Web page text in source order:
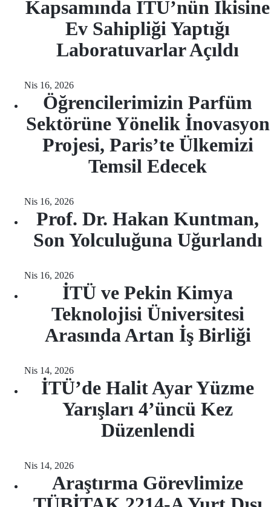
Kapsamında İTÜ’nün İkisine
Ev Sahipliği Yaptığı
Laboratuvarlar Açıldı
Nis 16, 2026
Öğrencilerimizin Parfüm
Sektörüne Yönelik İnovasyon
Projesi, Paris’te Ülkemizi
Temsil Edecek
Nis 16, 2026
Prof. Dr. Hakan Kuntman,
Son Yolculuğuna Uğurlandı
Nis 16, 2026
İTÜ ve Pekin Kimya
Teknolojisi Üniversitesi
Arasında Artan İş Birliği
Nis 14, 2026
İTÜ’de Halit Ayar Yüzme
Yarışları 4’üncü Kez
Düzenlendi
Nis 14, 2026
Araştırma Görevlimize